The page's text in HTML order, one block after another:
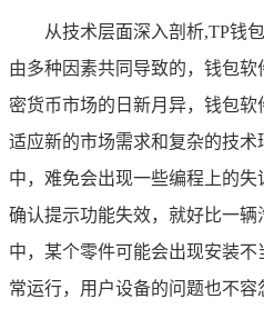
从技术层面深入剖析,TP钱
由多种因素共同导致的，钱包
密货币市场的日新月异，钱包
适应新的市场需求和复杂的技
中，难免会出现一些编程上的
确认提示功能失效，就好比一
中，某个零件可能会出现安装
常运行，用户设备的问题也不